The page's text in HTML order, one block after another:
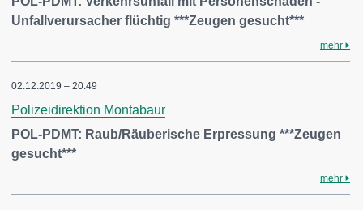
Unfallverursacher flüchtig ***Zeugen gesucht***
mehr
02.12.2019 – 20:49
Polizeidirektion Montabaur
POL-PDMT: Raub/Räuberische Erpressung ***Zeugen
gesucht***
mehr